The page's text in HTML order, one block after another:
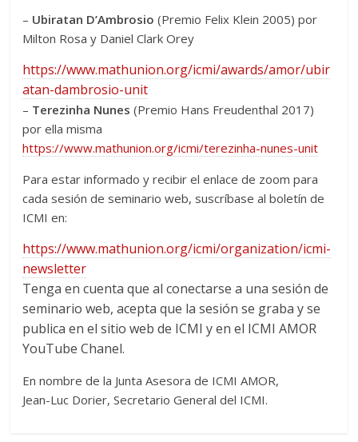
– Ubiratan D’Ambrosio (Premio Felix Klein 2005) por
Milton Rosa y Daniel Clark Orey
https://www.mathunion.org/icmi/awards/amor/ubir
atan-dambrosio-unit
– Terezinha Nunes (Premio Hans Freudenthal 2017)
por ella misma
https://www.mathunion.org/icmi/terezinha-nunes-unit
Para estar informado y recibir el enlace de zoom para
cada sesión de seminario web, suscríbase al boletín de
ICMI en:
https://www.mathunion.org/icmi/organization/icmi-
newsletter
Tenga en cuenta que al conectarse a una sesión de
seminario web, acepta que la sesión se graba y se
publica en el sitio web de ICMI y en el ICMI AMOR
YouTube Chanel.
En nombre de la Junta Asesora de ICMI AMOR,
Jean-Luc Dorier, Secretario General del ICMI.